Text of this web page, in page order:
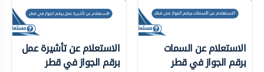
الاستعلام عن السمات
برقم الجواز في قطر
الاستعلام عن تأشيرة عمل
برقم الجواز في قطر